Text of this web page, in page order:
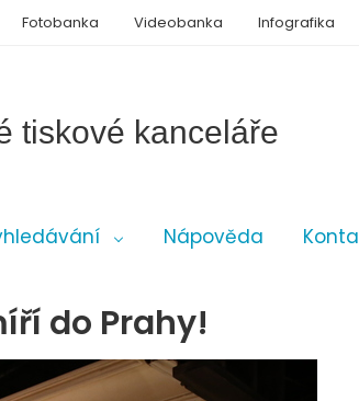
tiskové kanceláře
Nápověda
Fotobanka Videobanka Infografika
do Prahy!